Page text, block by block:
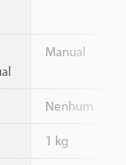
Manual
Nenhum
1 kg